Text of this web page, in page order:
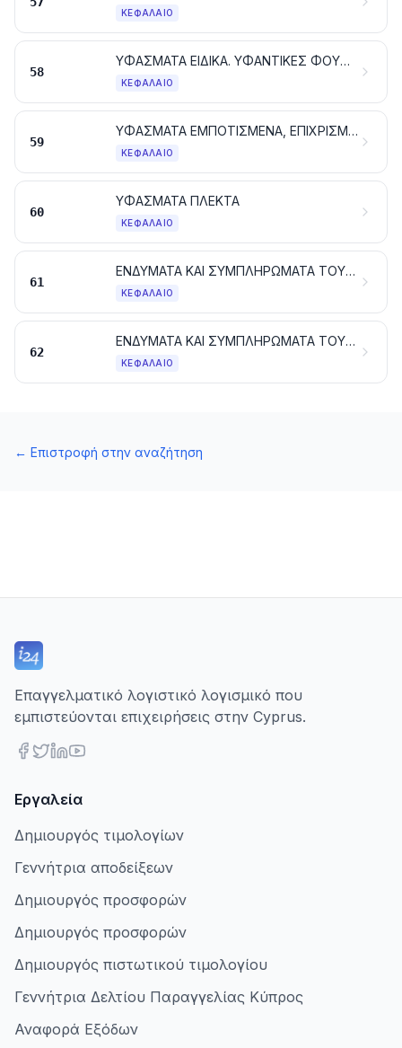
ΚΕΦΆΛΑΙΟ
58
ΥΦΑΣΜΑΤΑ ΕΙΔΙΚΑ. ΥΦΑΝΤΙΚΕΣ ΦΟΥΝΤΩΤΕΣ ΕΠΙΦΑΝΕΙΕΣ. ΔΑΝΤΕΛΕΣ. ΕΙΔΗ ΕΠΙΣΤΡΩΣΗΣ. ΕΙΔΗ ΤΑΙΝΙΟΠΛΕΚΤΙΚΗΣ. ΚΕΝΤΗΜΑΤΑ
ΚΕΦΆΛΑΙΟ
59
ΥΦΑΣΜΑΤΑ ΕΜΠΟΤΙΣΜΕΝΑ, ΕΠΙΧΡΙΣΜΕΝΑ, ΕΠΙΚΑΛΥΜΜΕΝΑ Ή ΜΕ ΑΠΑΝΩΤΕΣ ΣΤΡΩΣΕΙΣ. ΕΙΔΗ ΓΙΑ ΤΕΧΝΙΚΕΣ ΧΡΗΣΕΙΣ ΑΠΟ ΥΦΑΝΤΙΚΕΣ ΥΛΕΣ
ΚΕΦΆΛΑΙΟ
60
ΥΦΑΣΜΑΤΑ ΠΛΕΚΤΑ
ΚΕΦΆΛΑΙΟ
61
ΕΝΔΥΜΑΤΑ ΚΑΙ ΣΥΜΠΛΗΡΩΜΑΤΑ ΤΟΥ ΕΝΔΥΜΑΤΟΣ, ΠΛΕΚΤΑ
ΚΕΦΆΛΑΙΟ
62
ΕΝΔΥΜΑΤΑ ΚΑΙ ΣΥΜΠΛΗΡΩΜΑΤΑ ΤΟΥ ΕΝΔΥΜΑΤΟΣ, ΑΛΛΑ ΑΠΟ ΤΑ ΠΛΕΚΤΑ
ΚΕΦΆΛΑΙΟ
← Επιστροφή στην αναζήτηση
Επαγγελματικό λογιστικό λογισμικό που
εμπιστεύονται επιχειρήσεις στην Cyprus.
Εργαλεία
Δημιουργός τιμολογίων
Γεννήτρια αποδείξεων
Δημιουργός προσφορών
Δημιουργός προσφορών
Δημιουργός πιστωτικού τιμολογίου
Γεννήτρια Δελτίου Παραγγελίας Κύπρος
Αναφορά Εξόδων